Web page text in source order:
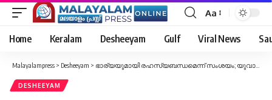
Font
Resizer
Aa
Home Keralam Desheeyam Gulf Viral News
Malayalampress > Desheeyam > ഭാര്യയുമായി രഹസ്യബന്ധമെന്ന് സംശയം; യുവാവിനെ വീട്ടിലേക്ക് വിളിച്ചുവരുത്തി കഴുത്തറുത്ത് കൊലപ്പെടുത്തി
DESHEEYAM